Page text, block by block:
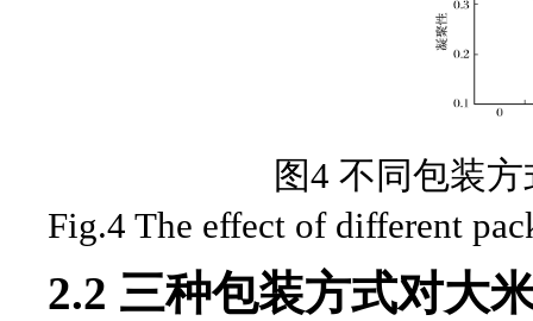
图4 不同包装
Fig.4 The effect of different
2.2 三种包装方式对大